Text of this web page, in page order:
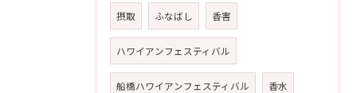
摂取 ふなばし 香害
ハワイアンフェスティバル
船橋ハワイアンフェスティバル 香水